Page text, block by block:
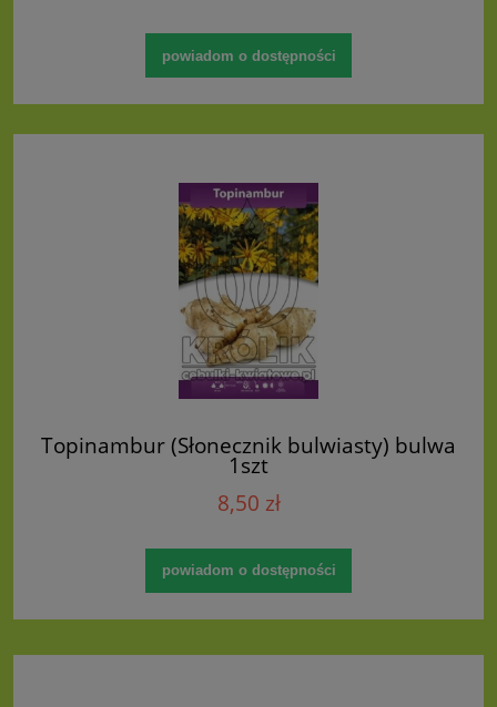
powiadom o dostępności
Topinambur (Słonecznik bulwiasty) bulwa
1szt
8,50 zł
powiadom o dostępności